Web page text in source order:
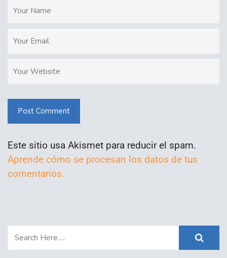
Post Comment
Este sitio usa Akismet para reducir el spam.
Aprende cómo se procesan los datos de tus
comentarios.